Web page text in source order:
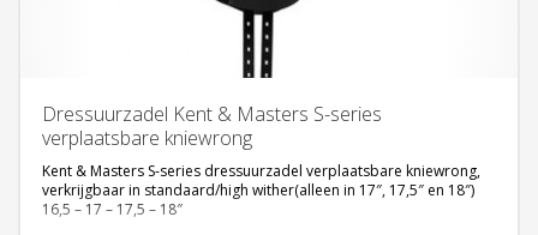
Dressuurzadel Kent & Masters S-series
verplaatsbare kniewrong
Kent & Masters S-series dressuurzadel verplaatsbare kniewrong,
verkrijgbaar in standaard/high wither(alleen in 17″, 17,5″ en 18″)
16,5 – 17 – 17,5 – 18″